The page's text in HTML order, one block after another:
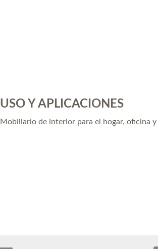
USO Y APLICACIONES
Mobiliario de interior para el hogar, oficina